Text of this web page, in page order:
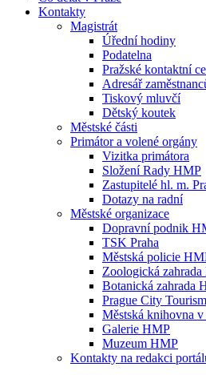
Kontakty
Magistrát
Úřední hodiny
Podatelna
Pražské kontaktní
Adresář
Tiskový mluvčí
Dětský koutek
Městské části
Primátor a volené orgány
Vizitka primátora
Složení Rady HMP
Zastupitelé hl. m.
Dotazy na radní
Městské organizace
Dopravní podnik
TSK Praha
Městská policie
Zoologická
Botanická zahrada
Prague City
Městská knihovna v
Galerie HMP
Muzeum HMP
Kontakty na redakci